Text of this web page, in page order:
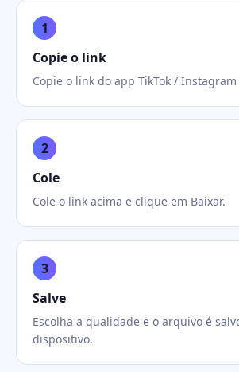
1
Copie o link
Copie o link do app TikTok /
2
Cole
Cole o link acima e clique em Baixar.
3
Salve
Escolha a qualidade e o arquivo é
dispositivo.